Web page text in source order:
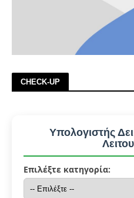
CHECK-UP
Υπολογιστής
Επιλέξτε κατηγορία: